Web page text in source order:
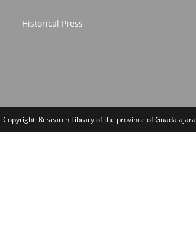
Historical Press
Copyright: Research Library of the province of Guadalajara